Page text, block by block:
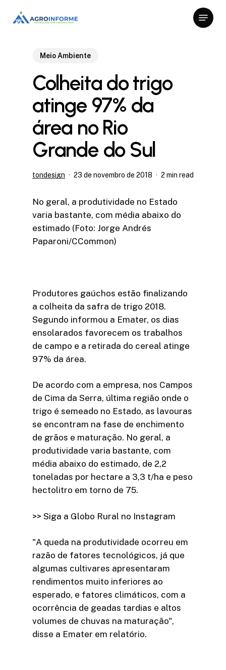
Menu
Meio Ambiente
Colheita do trigo
atinge 97% da
área no Rio
Grande do Sul
tondesign 23 de novembro de 2018 2 min read
No geral, a produtividade no Estado
varia bastante, com média abaixo do
estimado (Foto: Jorge Andrés
Paparoni/CCommon)
Produtores gaúchos estão finalizando
a colheita da safra de trigo 2018.
Segundo informou a Emater, os dias
ensolarados favorecem os trabalhos
de campo e a retirada do cereal atinge
97% da área.
De acordo com a empresa, nos Campos
de Cima da Serra, última região onde o
trigo é semeado no Estado, as lavouras
se encontram na fase de enchimento
de grãos e maturação. No geral, a
produtividade varia bastante, com
média abaixo do estimado, de 2,2
toneladas por hectare a 3,3 t/ha e peso
hectolitro em torno de 75.
>> Siga a Globo Rural no Instagram
"A queda na produtividade ocorreu em
razão de fatores tecnológicos, já que
algumas cultivares apresentaram
rendimentos muito inferiores ao
esperado, e fatores climáticos, com a
ocorrência de geadas tardias e altos
volumes de chuvas na maturação",
disse a Emater em relatório.